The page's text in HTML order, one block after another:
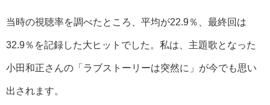
当時の視聴率を調べたところ、平均が22.9％、最終回は
32.9％を記録した大ヒットでした。私は、主題歌となった
小田和正さんの「ラブストーリーは突然に」が今でも思い
出されます。